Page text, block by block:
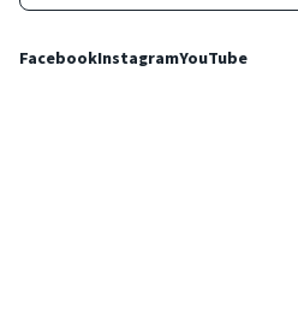
FacebookInstagramYouTube